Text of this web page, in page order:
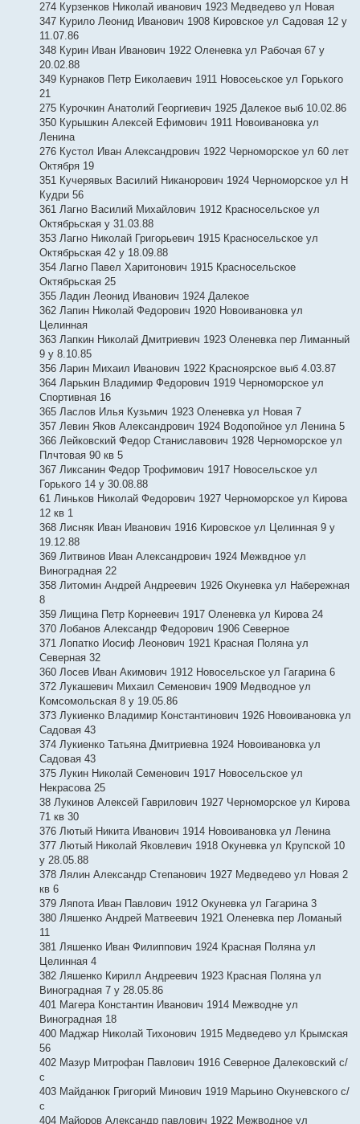
274 Курзенков Николай иванович 1923 Медведево ул Новая
347 Курило Леонид Иванович 1908 Кировское ул Садовая 12 у
11.07.86
348 Курин Иван Иванович 1922 Оленевка ул Рабочая 67 у
20.02.88
349 Курнаков Петр Еиколаевич 1911 Новосеьское ул Горького
21
275 Курочкин Анатолий Георгиевич 1925 Далекое выб 10.02.86
350 Курышкин Алексей Ефимович 1911 Новоивановка ул
Ленина
276 Кустол Иван Александрович 1922 Черноморское ул 60 лет
Октября 19
351 Кучерявых Василий Никанорович 1924 Черноморское ул Н
Кудри 56
361 Лагно Василий Михайлович 1912 Красносельское ул
Октябрьская у 31.03.88
353 Лагно Николай Григорьевич 1915 Красносельское ул
Октябрьская 42 у 18.09.88
354 Лагно Павел Харитонович 1915 Красносельское
Октябрьская 25
355 Ладин Леонид Иванович 1924 Далекое
362 Лапин Николай Федорович 1920 Новоивановка ул
Целинная
363 Лапкин Николай Дмитриевич 1923 Оленевка пер Лиманный
9 у 8.10.85
356 Ларин Михаил Иванович 1922 Красноярское выб 4.03.87
364 Ларькин Владимир Федорович 1919 Черноморское ул
Спортивная 16
365 Ласлов Илья Кузьмич 1923 Оленевка ул Новая 7
357 Левин Яков Александрович 1924 Водопойное ул Ленина 5
366 Лейковский Федор Станиславович 1928 Черноморское ул
Плчтовая 90 кв 5
367 Ликсанин Федор Трофимович 1917 Новосельское ул
Горького 14 у 30.08.88
61 Линьков Николай Федорович 1927 Черноморское ул Кирова
12 кв 1
368 Лисняк Иван Иванович 1916 Кировское ул Целинная 9 у
19.12.88
369 Литвинов Иван Александрович 1924 Межвдное ул
Виноградная 22
358 Литомин Андрей Андреевич 1926 Окуневка ул Набережная
8
359 Лищина Петр Корнеевич 1917 Оленевка ул Кирова 24
370 Лобанов Александр Федорович 1906 Северное
371 Лопатко Иосиф Леонович 1921 Красная Поляна ул
Северная 32
360 Лосев Иван Акимович 1912 Новосельское ул Гагарина 6
372 Лукашевич Михаил Семенович 1909 Медводное ул
Комсомольская 8 у 19.05.86
373 Лукиенко Владимир Константинович 1926 Новоивановка ул
Садовая 43
374 Лукиенко Татьяна Дмитриевна 1924 Новоивановка ул
Садовая 43
375 Лукин Николай Семенович 1917 Новосельское ул
Некрасова 25
38 Лукинов Алексей Гаврилович 1927 Черноморское ул Кирова
71 кв 30
376 Лютый Никита Иванович 1914 Новоивановка ул Ленина
377 Лютый Николай Яковлевич 1918 Окуневка ул Крупской 10
у 28.05.88
378 Лялин Александр Степанович 1927 Медведево ул Новая 2
кв 6
379 Ляпота Иван Павлович 1912 Окуневка ул Гагарина 3
380 Ляшенко Андрей Матвеевич 1921 Оленевка пер Ломаный
11
381 Ляшенко Иван Филиппович 1924 Красная Поляна ул
Целинная 4
382 Ляшенко Кирилл Андреевич 1923 Красная Поляна ул
Виноградная 7 у 28.05.86
401 Магера Константин Иванович 1914 Межводне ул
Виноградная 18
400 Маджар Николай Тихонович 1915 Медведево ул Крымская
56
402 Мазур Митрофан Павлович 1916 Северное Далековский с/
с
403 Майданюк Григорий Минович 1919 Марьино Окуневского с/
с
404 Майоров Александр павлович 1922 Межводное ул